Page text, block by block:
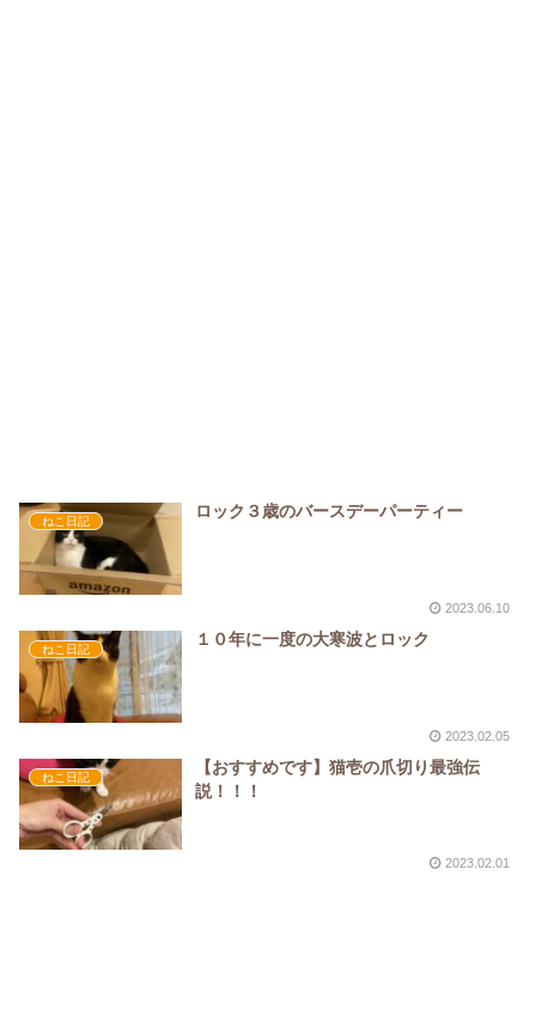
ねこ日記
ロック３歳のバースデーパーティー
2023.06.10
ねこ日記
１０年に一度の大寒波とロック
2023.02.05
ねこ日記
【おすすめです】猫壱の爪切り最強伝
説！！！
2023.02.01